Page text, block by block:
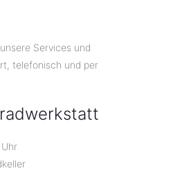
Services und
telefonisch und per
Uhr